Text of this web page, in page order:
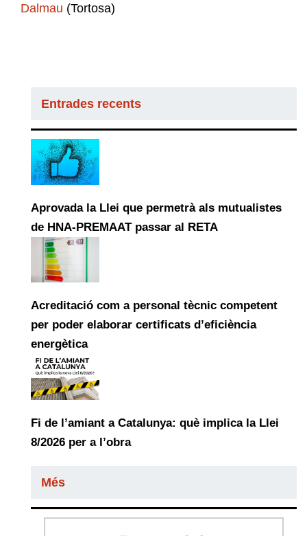
Dalmau (Tortosa)
Entrades recents
Aprovada la Llei que permetrà als mutualistes
de HNA-PREMAAT passar al RETA
Acreditació com a personal tècnic competent
per poder elaborar certificats d’eficiència
energètica
Fi de l’amiant a Catalunya: què implica la Llei
8/2026 per a l’obra
Més